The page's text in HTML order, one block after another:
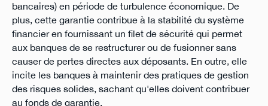
bancaires) en période de turbulence économique. De
plus, cette garantie contribue à la stabilité du système
financier en fournissant un filet de sécurité qui permet
aux banques de se restructurer ou de fusionner sans
causer de pertes directes aux déposants. En outre, elle
incite les banques à maintenir des pratiques de gestion
des risques solides, sachant qu'elles doivent contribuer
au fonds de garantie.